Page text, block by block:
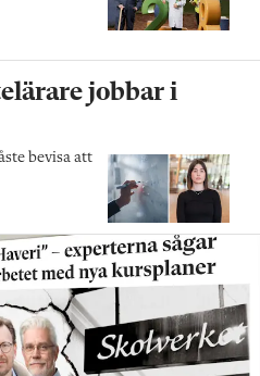
jobbar i
bevisa att